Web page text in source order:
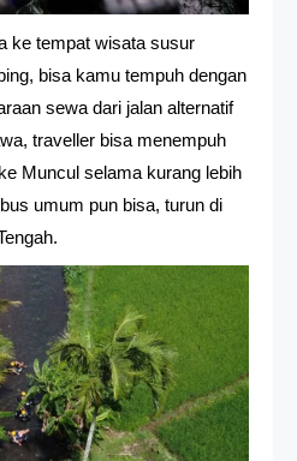
ke tempat wisata susur
bisa kamu tempuh dengan
sewa dari jalan alternatif
traveller bisa menempuh
Muncul selama kurang lebih
umum pun bisa, turun di